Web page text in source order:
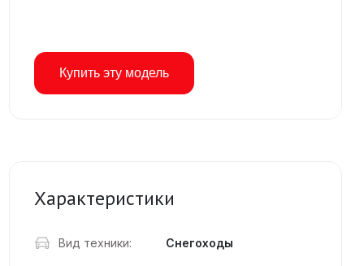
Купить эту модель
Характеристики
Вид техники: Снегоходы